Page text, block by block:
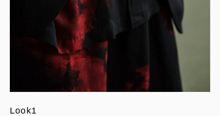
Look1